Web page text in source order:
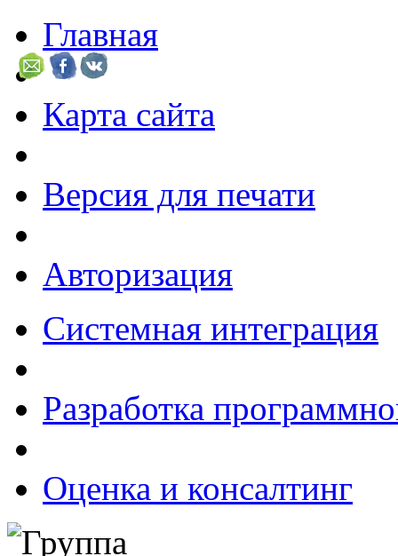
Главная
Карта сайта
Версия для печати
Авторизация
Системная интеграция
Разработка
Оценка и консалтинг